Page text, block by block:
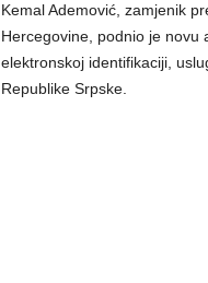
Kemal Ademović, zamjenik
Hercegovine, podnio je novu
elektronskoj identifikaciji,
Republike Srpske.